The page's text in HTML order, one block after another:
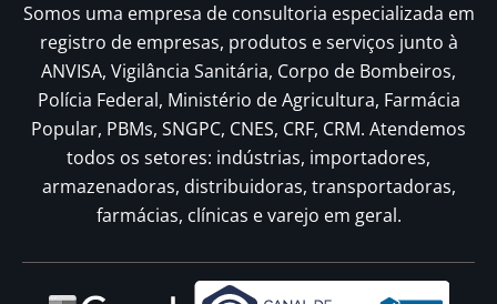
Somos uma empresa de consultoria especializada em
registro de empresas, produtos e serviços junto à
ANVISA, Vigilância Sanitária, Corpo de Bombeiros,
Polícia Federal, Ministério de Agricultura, Farmácia
Popular, PBMs, SNGPC, CNES, CRF, CRM. Atendemos
todos os setores: indústrias, importadores,
armazenadoras, distribuidoras, transportadoras,
farmácias, clínicas e varejo em geral.